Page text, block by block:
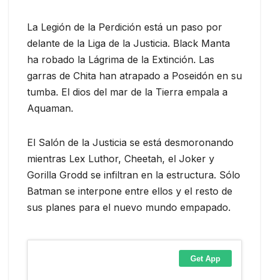
La Legión de la Perdición está un paso por
delante de la Liga de la Justicia. Black Manta
ha robado la Lágrima de la Extinción. Las
garras de Chita han atrapado a Poseidón en su
tumba. El dios del mar de la Tierra empala a
Aquaman.
El Salón de la Justicia se está desmoronando
mientras Lex Luthor, Cheetah, el Joker y
Gorilla Grodd se infiltran en la estructura. Sólo
Batman se interpone entre ellos y el resto de
sus planes para el nuevo mundo empapado.